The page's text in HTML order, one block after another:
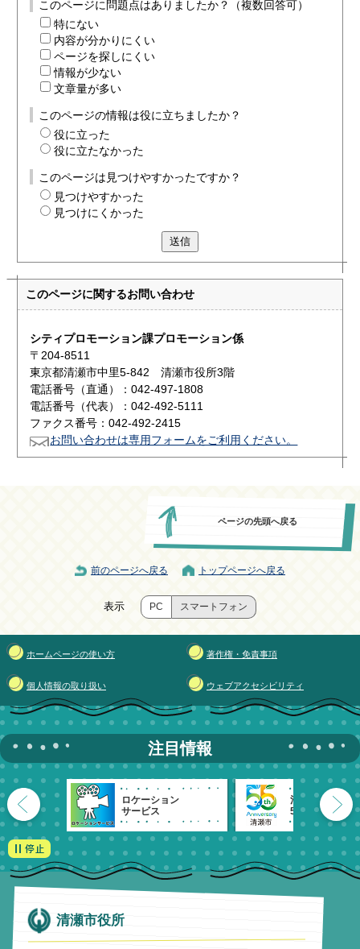
このページに問題点はありましたか？（複数回答可）
特にない
内容が分かりにくい
ページを探しにくい
情報が少ない
文章量が多い
このページの情報は役に立ちましたか？
役に立った
役に立たなかった
このページは見つけやすかったですか？
見つけやすかった
見つけにくかった
送信
このページに関するお問い合わせ
シティプロモーション課プロモーション係
〒204-8511
東京都清瀬市中里5-842 清瀬市役所3階
電話番号（直通）：042-497-1808
電話番号（代表）：042-492-5111
ファクス番号：042-492-2415
お問い合わせは専用フォームをご利用ください。
ページの先頭へ戻る
前のページへ戻る トップページへ戻る
表示 PC スマートフォン
ホームページの使い方 著作権・免責事項
個人情報の取り扱い ウェブアクセシビリティ
注目情報
ロケーション
サービス
清瀬市
55周年記念
清瀬市役所